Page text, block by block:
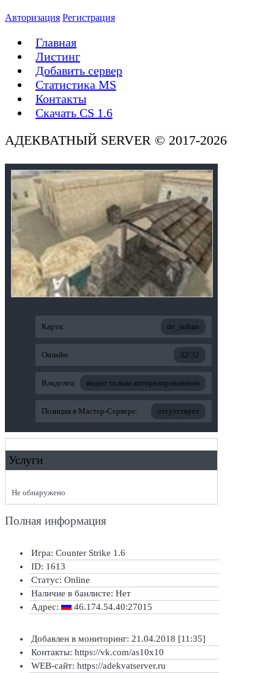
Авторизация Регистрация
Главная
Листинг
Добавить сервер
Статистика MS
Контакты
Скачать CS 1.6
АДЕКВАТНЫЙ SERVER © 2017-2026
Карта: de_sultan
Онлайн: 32/32
Владелец: видно только авторизированным
Позиция в Мастер-Сервере: отсутствует
Услуги
Не обнаружено
Полная информация
Игра: Counter Strike 1.6
ID: 1613
Статус: Online
Наличие в банлисте: Нет
Адрес:
46.174.54.40:27015
Добавлен в мониторинг: 21.04.2018 [11:35]
Контакты: https://vk.com/as10x10
WEB-сайт: https://adekvatserver.ru